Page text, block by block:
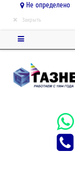
Не определено
× Закрыть